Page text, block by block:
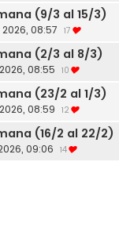
(9/3 al 15/3)
08:57 17
(2/3 al 8/3)
08:55 10
(23/2 al 1/3)
08:59 12
(16/2 al 22/2)
09:06 14